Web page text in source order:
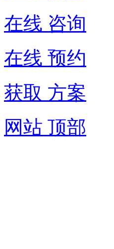
在线 咨询
在线 预约
获取 方案
网站 顶部